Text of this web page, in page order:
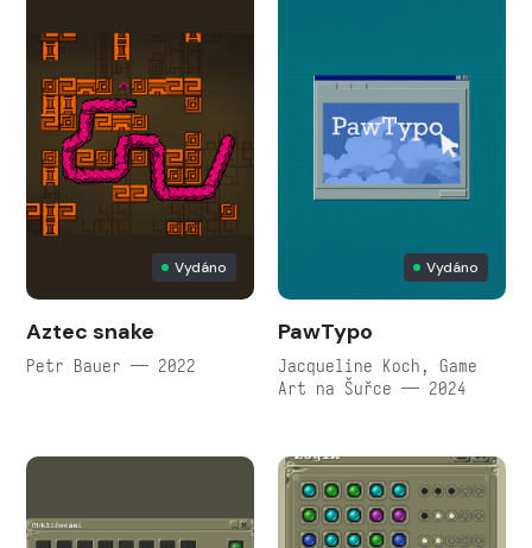
Vydáno
Aztec snake
Petr Bauer — 2022
Vydáno
PawTypo
Jacqueline Koch, Game
Art na Šuřce — 2024